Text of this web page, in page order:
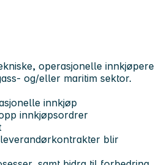
operasjonelle innkjøpere
og/eller maritim sektor.
innkjøp
innkjøpsordrer
blir